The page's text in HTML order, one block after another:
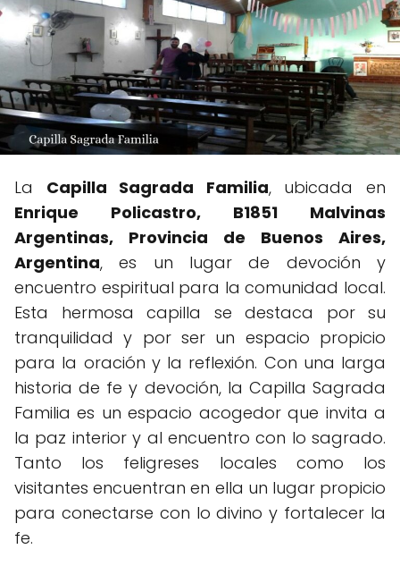
La Capilla Sagrada Familia, ubicada en
Enrique Policastro, B1851 Malvinas
Argentinas, Provincia de Buenos Aires,
Argentina, es un lugar de devoción y
encuentro espiritual para la comunidad local.
Esta hermosa capilla se destaca por su
tranquilidad y por ser un espacio propicio
para la oración y la reflexión. Con una larga
historia de fe y devoción, la Capilla Sagrada
Familia es un espacio acogedor que invita a
la paz interior y al encuentro con lo sagrado.
Tanto los feligreses locales como los
visitantes encuentran en ella un lugar propicio
para conectarse con lo divino y fortalecer la
fe.